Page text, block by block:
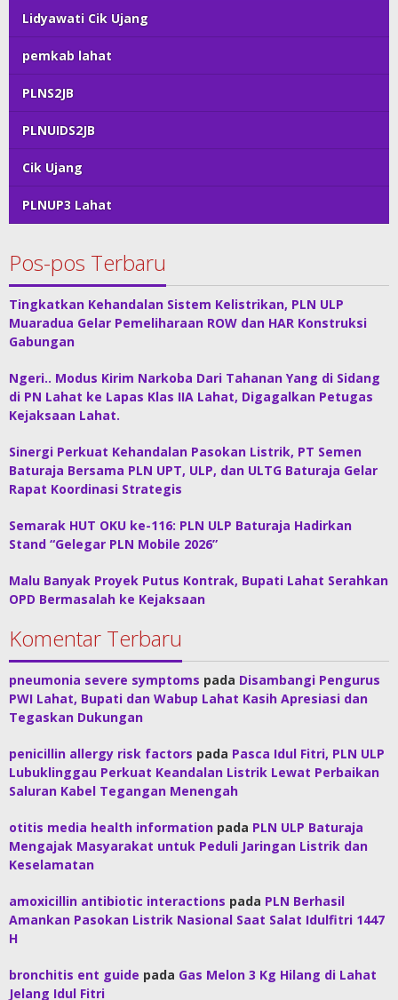
Lidyawati Cik Ujang
pemkab lahat
PLNS2JB
PLNUIDS2JB
Cik Ujang
PLNUP3 Lahat
Pos-pos Terbaru
Tingkatkan Kehandalan Sistem Kelistrikan, PLN ULP
Muaradua Gelar Pemeliharaan ROW dan HAR Konstruksi
Gabungan
Ngeri.. Modus Kirim Narkoba Dari Tahanan Yang di Sidang
di PN Lahat ke Lapas Klas IIA Lahat, Digagalkan Petugas
Kejaksaan Lahat.
Sinergi Perkuat Kehandalan Pasokan Listrik, PT Semen
Baturaja Bersama PLN UPT, ULP, dan ULTG Baturaja Gelar
Rapat Koordinasi Strategis
Semarak HUT OKU ke-116: PLN ULP Baturaja Hadirkan
Stand “Gelegar PLN Mobile 2026”
Malu Banyak Proyek Putus Kontrak, Bupati Lahat Serahkan
OPD Bermasalah ke Kejaksaan
Komentar Terbaru
pneumonia severe symptoms pada Disambangi Pengurus
PWI Lahat, Bupati dan Wabup Lahat Kasih Apresiasi dan
Tegaskan Dukungan
penicillin allergy risk factors pada Pasca Idul Fitri, PLN ULP
Lubuklinggau Perkuat Keandalan Listrik Lewat Perbaikan
Saluran Kabel Tegangan Menengah
otitis media health information pada PLN ULP Baturaja
Mengajak Masyarakat untuk Peduli Jaringan Listrik dan
Keselamatan
amoxicillin antibiotic interactions pada PLN Berhasil
Amankan Pasokan Listrik Nasional Saat Salat Idulfitri 1447
H
bronchitis ent guide pada Gas Melon 3 Kg Hilang di Lahat
Jelang Idul Fitri